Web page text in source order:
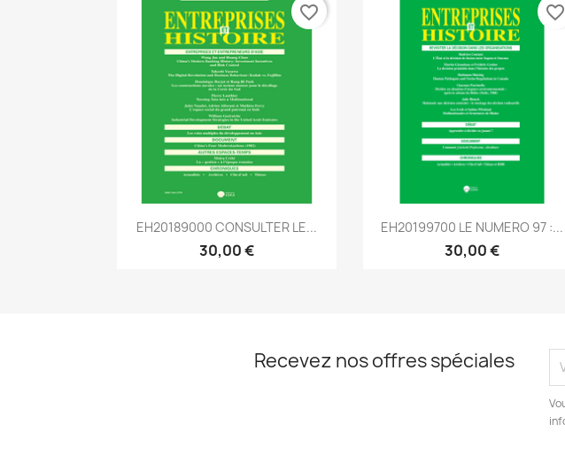
Aperçu rapide
EH20189000 CONSULTER LE...
30,00 €
favorite_border
Aperçu rapide
EH20199700 LE NUMERO 97 :...
30,00 €
favorite_border
Recevez nos offres spéciales